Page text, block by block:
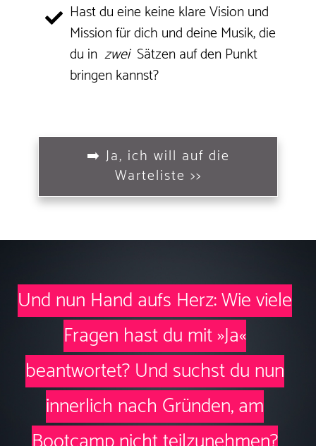
Hast du eine keine klare Vision und
Mission für dich und deine Musik, die
du in zwei Sätzen auf den Punkt
bringen kannst?
➡️ Ja, ich will auf die
Warteliste >>
Und nun Hand aufs Herz: Wie viele
Fragen hast du mit »Ja«
beantwortet?Und suchst du nun
innerlich nach Gründen, am